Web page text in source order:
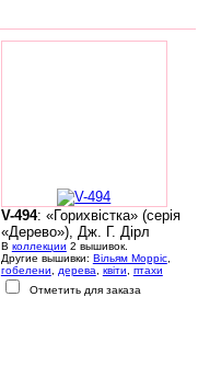
V-494: «Горихвістка» (серія
«Дерево»), Дж. Г. Дірл
В коллекции 2 вышивок.
Другие вышивки: Вільям Морріс,
гобелени, дерева, квіти, птахи
Отметить для заказа